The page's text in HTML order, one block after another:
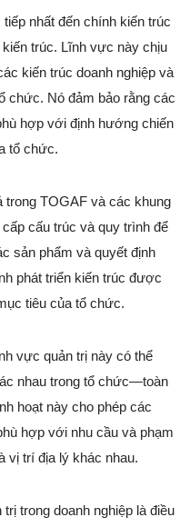
nhất đến chính kiến trúc
trúc. Lĩnh vực này chịu
kiến trúc doanh nghiệp và
chức. Nó đảm bảo rằng các
hợp với định hướng chiến
tổ chức.
TOGAF và các khung
cấu trúc và quy trình để
sản phẩm và quyết định
phát triển kiến trúc được
tiêu của tổ chức.
vực quản trị này có thể
nhau trong tổ chức—toàn
hoạt này cho phép các
hợp với nhu cầu và phạm
vị trí địa lý khác nhau.
trong doanh nghiệp là điều